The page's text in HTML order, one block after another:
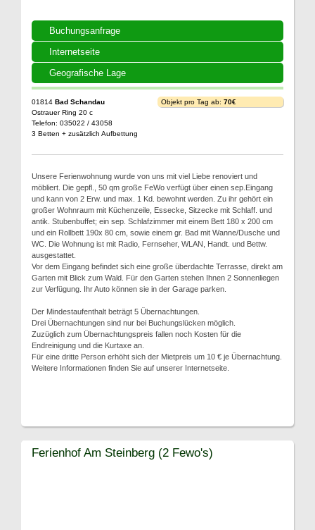
Buchungsanfrage
Internetseite
Geografische Lage
01814 Bad Schandau
Ostrauer Ring 20 c
Telefon: 035022 / 43058
3 Betten + zusätzlich Aufbettung
Objekt pro Tag ab: 70€
Unsere Ferienwohnung wurde von uns mit viel Liebe renoviert und
möbliert. Die gepfl., 50 qm große FeWo verfügt über einen sep.Eingang
und kann von 2 Erw. und max. 1 Kd. bewohnt werden. Zu ihr gehört ein
großer Wohnraum mit Küchenzeile, Essecke, Sitzecke mit Schlaff. und
antik. Stubenbuffet; ein sep. Schlafzimmer mit einem Bett 180 x 200 cm
und ein Rollbett 190x 80 cm, sowie einem gr. Bad mit Wanne/Dusche und
WC. Die Wohnung ist mit Radio, Fernseher, WLAN, Handt. und Bettw.
ausgestattet.
Vor dem Eingang befindet sich eine große überdachte Terrasse, direkt am
Garten mit Blick zum Wald. Für den Garten stehen Ihnen 2 Sonnenliegen
zur Verfügung. Ihr Auto können sie in der Garage parken.
Der Mindestaufenthalt beträgt 5 Übernachtungen.
Drei Übernachtungen sind nur bei Buchungslücken möglich.
Zuzüglich zum Übernachtungspreis fallen noch Kosten für die
Endreinigung und die Kurtaxe an.
Für eine dritte Person erhöht sich der Mietpreis um 10 € je Übernachtung.
Weitere Informationen finden Sie auf unserer Internetseite.
Ferienhof Am Steinberg (2 Fewo's)